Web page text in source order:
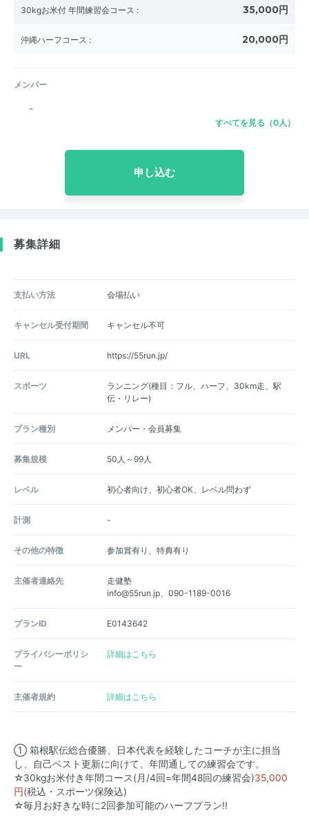
30kgお米付 年間練習会コース : 35,000円
沖縄ハーフコース : 20,000円
メンバー
-
すべてを見る（0人）
申し込む
募集詳細
支払い方法 会場払い
キャンセル受付期間 キャンセル不可
URL https://55run.jp/
スポーツ
ランニング(種目：フル、ハーフ、30km走、駅
伝・リレー)
プラン種別 メンバー・会員募集
募集規模 50人～99人
レベル 初心者向け、初心者OK、レベル問わず
計測 -
その他の特徴 参加賞有り、特典有り
主催者連絡先
走健塾
info@55run.jp、090-1189-0016
プランID E0143642
プライバシーポリシ
ー
詳細はこちら
主催者規約 詳細はこちら
① 箱根駅伝総合優勝、日本代表を経験したコーチが主に担当
し、自己ベスト更新に向けて、年間通しての練習会です。
☆30kgお米付き年間コース(月/4回=年間48回の練習会)35,000
円(税込・スポーツ保険込)
☆毎月お好きな時に2回参加可能のハーフプラン!!